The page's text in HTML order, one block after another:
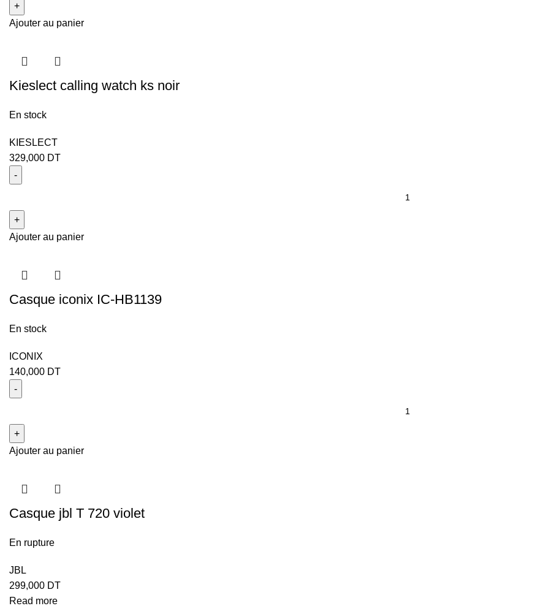
Ajouter au panier
Kieslect calling watch ks noir
En stock
KIESLECT
329,000 DT
Ajouter au panier
Casque iconix IC-HB1139
En stock
ICONIX
140,000 DT
Ajouter au panier
Casque jbl T 720 violet
En rupture
JBL
299,000 DT
Read more